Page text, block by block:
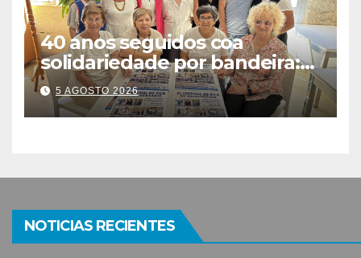
40 anos seguidos coa
solidariedade por bandeira:
este venres celébrase o
Festival do Kilo no Auditorio
5 AGOSTO 2026
NOTICIAS RECIENTES